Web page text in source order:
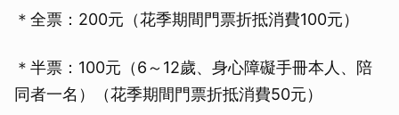
＊全票：200元（花季期間門票折抵消費100元）
＊半票：100元（6～12歲、身心障礙手冊本人、陪
同者一名）（花季期間門票折抵消費50元）